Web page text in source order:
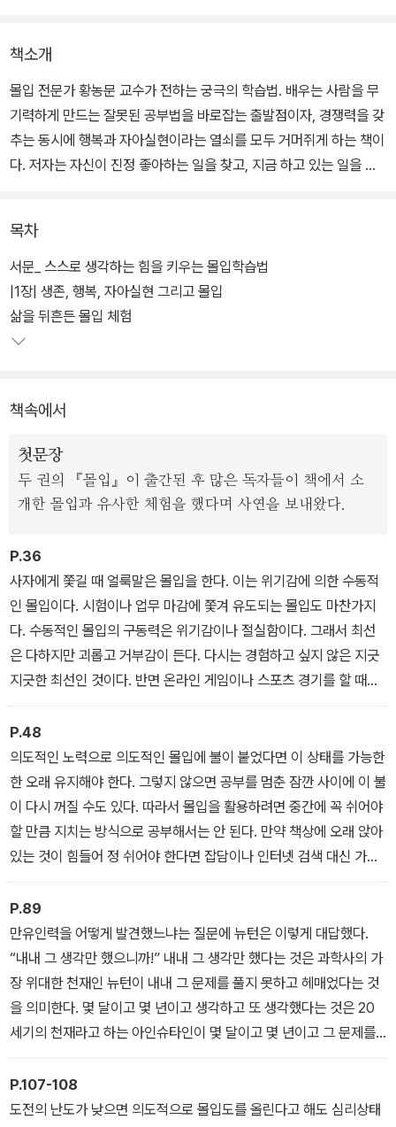
책소개
몰입 전문가 황농문 교수가 전하는 궁극의 학습법. 배우는 사람을 무
기력하게 만드는 잘못된 공부법을 바로잡는 출발점이자, 경쟁력을 갖
추는 동시에 행복과 자아실현이라는 열쇠를 모두 거머쥐게 하는 책이
다. 저자는 자신이 진정 좋아하는 일을 찾고, 지금 하고 있는 일을 좋
적 분석과 역사적 사실, 풍부한 사례를 통해 밝혀낸다.
이 책의 강점은 노력만으로 목표가 달성된다는 구태의연한 공부법과
자기계발의 논리를 넘어섰다는 것이다. 마크 주커버그, 빌 게이츠, 스
티브 잡스, 손정의 같은 창조적 두뇌들이 인생의 항로를 어떻게 잡았
공부를 통해 우리가 일생을 어떻게 꾸려나갈지(생존.행복.자아실현의
문제), 역경을 어떻게 뚫고 나갈지(동기부여.고난 극복의 문제)도 알
려준다. 저자가 제시하는 공부법을 차근차근 따라가다 보면 인생에는
고 위대한 것인지 깨닫게 될 것이다.
목차
서문_ 스스로 생각하는 힘을 키우는 몰입학습법
|1장| 생존, 행복, 자아실현 그리고 몰입
삶을 뒤흔든 몰입 체험
책속에서
첫문장
두 권의 『몰입』이 출간된 후 많은 독자들이 책에서 소
개한 몰입과 유사한 체험을 했다며 사연을 보내왔다.
P.36
사자에게 쫓길 때 얼룩말은 몰입을 한다. 이는 위기감에 의한 수동적
인 몰입이다. 시험이나 업무 마감에 쫓겨 유도되는 몰입도 마찬가지
다. 수동적인 몰입의 구동력은 위기감이나 절실함이다. 그래서 최선
은 다하지만 괴롭고 거부감이 든다. 다시는 경험하고 싶지 않은 지긋
지긋한 최선인 것이다. 반면 온라인 게임이나 스포츠 경기를 할 때의
몰입은 능동적이다. 능동적인 몰입은 빠른 피드백에 의해 유도된다.
빠른 피드백이 일정 시간 반복되면 몰입의 장벽을 넘을 수 있는 구동
력이 만들어진다. 피드백을 받으면서 조금 더 잘해보려고 안간힘을
쓰는 노력을 지속하면서 몰입도가 올라간다. 수동적 몰입과는 달리
능동적 몰입은 또다시 경험하고 싶은, 즐겁고 끌리는 최선이다.
P.48
의도적인 노력으로 의도적인 몰입에 불이 붙었다면 이 상태를 가능한
한 오래 유지해야 한다. 그렇지 않으면 공부를 멈춘 잠깐 사이에 이 불
이 다시 꺼질 수도 있다. 따라서 몰입을 활용하려면 중간에 꼭 쉬어야
할 만큼 지치는 방식으로 공부해서는 안 된다. 만약 책상에 오래 앉아
있는 것이 힘들어 정 쉬어야 한다면 잡담이나 인터넷 검색 대신 가벼
운 마음으로 이미 공부했거나 공부할 내용을 생각하며 시간을 보내야
한다. 쉬지 않고 장시간 공부하려면 가능한 한 긴장을 풀고 편안한 마
음을 가져야 한다. 이것이 ‘슬로우 싱킹’인데, 머리로는 높은 집중력을
유지하되 신체는 이완 상태를 유지하는 것이다. 공부하다 졸음이 오
면 책상에 엎드린 채 선잠을 자면 된다. 이런 방식으로 공부해야 하루
에 17시간을 공부할 수 있다.
P.89
만유인력을 어떻게 발견했느냐는 질문에 뉴턴은 이렇게 대답했다.
“내내 그 생각만 했으니까!” 내내 그 생각만 했다는 것은 과학사의 가
장 위대한 천재인 뉴턴이 내내 그 문제를 풀지 못하고 헤매었다는 것
을 의미한다. 몇 달이고 몇 년이고 생각하고 또 생각했다는 것은 20
세기의 천재라고 하는 아인슈타인이 몇 달이고 몇 년이고 그 문제를
풀지 못하고 헤매었다는 것을 의미한다. 이것이 바로 만유인력과 상
대성 원리라는 창의적 업적이 만들어진 과정이고 창의성이 잉태되는
모습이다. 창의성이 발휘되기 전에 지루하고 진전이 없는 실패의 과
P.107-108
도전의 난도가 낮으면 의도적으로 몰입도를 올린다고 해도 심리상태